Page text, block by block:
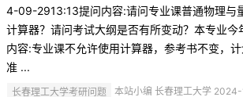
4-09-2913:13提问内容:请问专业课普通物理与
计算器？请问考试大纲是否有所变动？本专业今
内容:专业课不允许使用计算器，参考书不变，
准 ...
长春理工大学考研问题 本站小编 长春理工大学